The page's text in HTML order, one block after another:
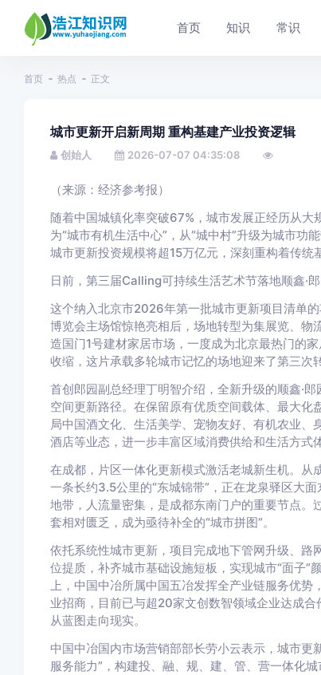
首页 知识 常识
首页 热点 正文
城市更新开启新周期 重构基建产业投资逻辑
创始人 2026-07-07 04:35:08
（来源：经济参考报）
随着中国城镇化率突破67%，城市发展正经历从
为“城市有机生活中心”，从“城中村”升级为城市功
城市更新投资规模将超15万亿元，深刻重构着传统
日前，第三届Calling可持续生活艺术节落地顺鑫·
这个纳入北京市2026年第一批城市更新项目清单
博览会主场馆惊艳亮相后，场地转型为集展览、
造国门1号建材家居市场，一度成为北京最热门的
收缩，这片承载多轮城市记忆的场地迎来了第三次转
首创郎园副总经理丁明智介绍，全新升级的顺鑫·
空间更新路径。在保留原有优质空间载体、最大
局中国酒文化、生活美学、宠物友好、有机农业、
酒店等业态，进一步丰富区域消费供给和生活方式
在成都，片区一体化更新模式激活老城新生机。从
一条长约3.5公里的“东城锦带”，正在龙泉驿区大
地带，人流量密集，是成都东南门户的重要节点
套相对匮乏，成为亟待补全的“城市拼图”。
依托系统性城市更新，项目完成地下管网升级、
位提质，补齐城市基础设施短板，实现城市“面子”
上，中国中冶所属中国五冶发挥全产业链服务优
业招商，目前已与超20家文创数智领域企业达成
从蓝图走向现实。
中国中冶国内市场营销部部长劳小云表示，城市
服务能力”，构建投、融、规、建、管、营一体化